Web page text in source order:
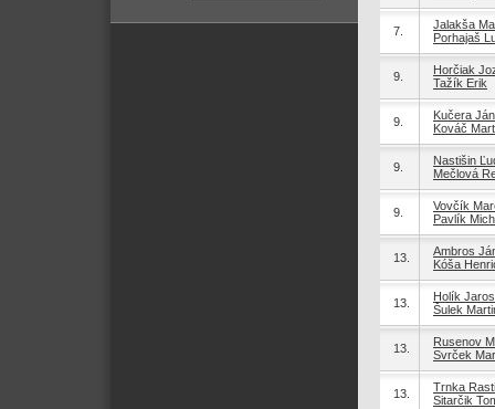
7.
Jalakša
Porhajaš
9.
Horčiak
Tažík Erik
9.
Kučera Ján
Kováč
9.
Nastišin
Mečlová
9.
Vovčík
Pavlík
13.
Ambros
Kóša
13.
Holík
Šulek
13.
Rusenov
Svrček
13.
Trnka
Sitarčik